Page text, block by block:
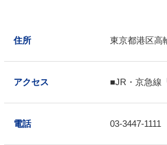
住所 東京都港区高
アクセス ■JR・京急線
電話 03-3447-1111